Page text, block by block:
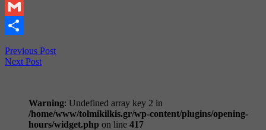
Pinterest
Gmail
Previous Post
Next Post
Warning: Undefined array key 2 in
/home/www/tolmikilkis.gr/wp-content/plugins/opening-
hours/widget.php on line 417